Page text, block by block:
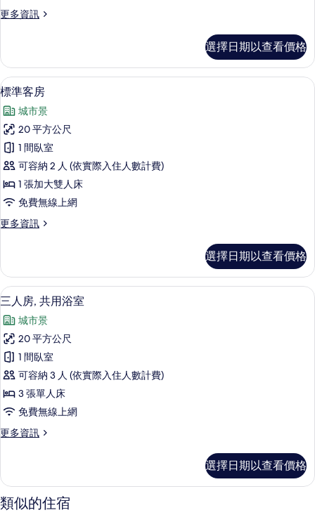
所
相
片
更多資訊
更
雙
床
房
詳
情
選擇日期以查看價格
顯
示
標
準
客
房
的
有
片
標準客房 | 書桌、遮光布/窗簾、免費
2
標準客房
城市景
20 平方公尺
1 間臥室
可容納 2 人 (依實際入住人數計費)
1 張加大雙人床
免費無線上網
更多資訊
更
客
房
的
情
選擇日期以查看價格
顯
示
三
人
房,
共
用
室
所
有
相
三人房, 共用浴室 | 書桌、遮光布/窗
2
三人房, 共用浴室
城市景
20 平方公尺
1 間臥室
可容納 3 人 (依實際入住人數計費)
3 張單人床
免費無線上網
更多資訊
更
房,
共
用
選擇日期以查看價格
類似的住宿